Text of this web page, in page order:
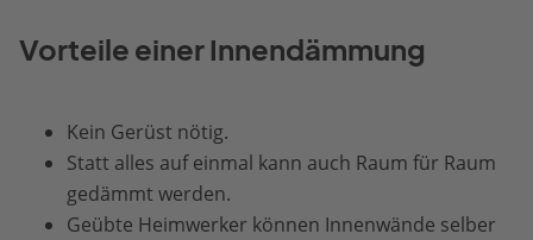
Vorteile einer Innendämmung
Kein Gerüst nötig.
Statt alles auf einmal kann auch Raum für Raum
gedämmt werden.
Geübte Heimwerker können Innenwände selber